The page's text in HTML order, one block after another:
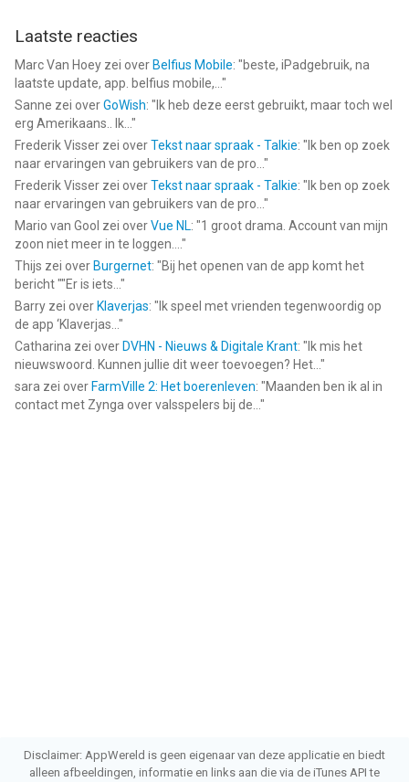
Laatste reacties
Marc Van Hoey zei over Belfius Mobile: "beste, iPadgebruik, na
laatste update, app. belfius mobile,... "
Sanne zei overGoWish: " Ik heb deze eerst gebruikt, maar toch wel
erg Amerikaans.. Ik... "
Frederik Visser zei overTekst naar spraak - Talkie: " Ik ben op zoek
naar ervaringen van gebruikers van de pro... "
Frederik Visser zei overTekst naar spraak - Talkie: " Ik ben op zoek
naar ervaringen van gebruikers van de pro... "
Mario van Gool zei overVue NL: "1 groot drama. Account van mijn
zoon niet meer in te loggen.... "
Thijs zei over Burgernet: "Bij het openen van de app komt het
bericht ""Er is iets... "
Barry zei over Klaverjas: " Ik speel met vrienden tegenwoordig op
de app ‘Klaverjas... "
Catharina zei over DVHN - Nieuws & Digitale Krant: " Ik mis het
nieuwswoord. Kunnen jullie dit weer toevoegen? Het... "
sara zei over FarmVille 2: Het boerenleven: "Maanden ben ik al in
contact met Zynga over valsspelers bij de... "
Disclaimer: AppWereld is geen eigenaar van deze applicatie en biedt
alleen afbeeldingen, informatie en links aan die via de iTunes API te